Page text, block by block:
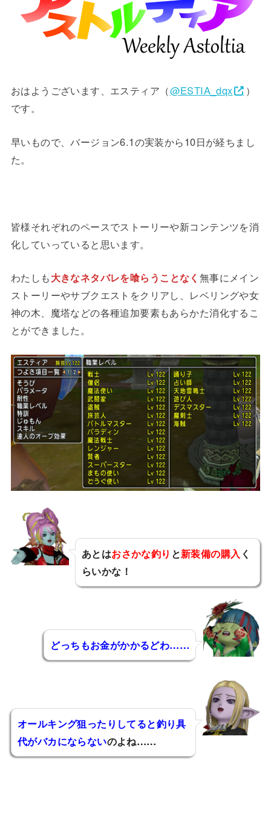
おはようございます、エスティア（@ESTIA_dqx
）
です。
早いもので、バージョン6.1の実装から10日が経ちまし
た。
皆様それぞれのペースでストーリーや新コンテンツを消
化していっていると思います。
わたしも大きなネタバレを喰らうことなく 無事にメイン
ストーリーやサブクエストをクリアし、レベリングや女
神の木、魔塔などの各種追加要素もあらかた消化するこ
とができました。
あとはおさかな釣り と新装備の購入 く
らいかな！
どっちもお金がかかるどわ……
オールキング狙ったりしてると釣り具
代がバカにならないのよね……